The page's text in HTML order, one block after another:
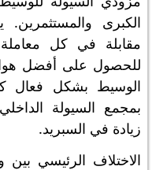
الكبرى
مقابلة في كل
للحصول على أفضل
الوسيط بشكل فعال
بمجمع السيولة
زيادة في السبريد.